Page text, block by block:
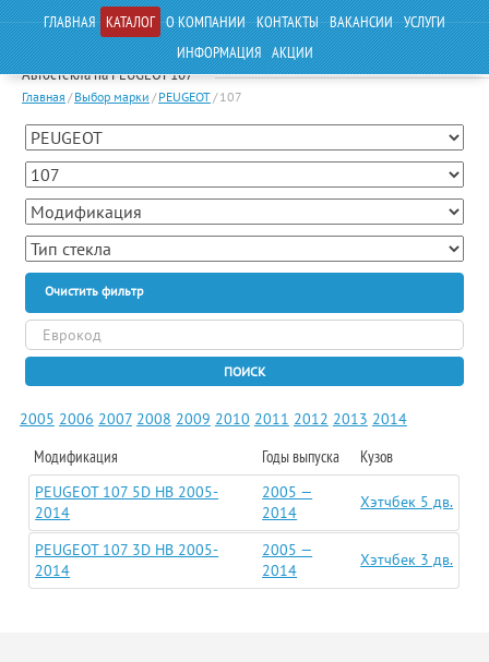
ГЛАВНАЯ КАТАЛОГ О КОМПАНИИ КОНТАКТЫ ВАКАНСИИ УСЛУГИ
ИНФОРМАЦИЯ АКЦИИ
Автостекла на PEUGEOT 107
Главная / Выбор марки / PEUGEOT/ 107
Очистить фильтр
ПОИСК
2005 2006 2007 2008 2009 2010 2011 2012 2013 2014
Модификация Годы выпуска Кузов
PEUGEOT 107 5D HB 2005-
2014
2005 —
2014
Хэтчбек 5 дв.
PEUGEOT 107 3D HB 2005-
2014
2005 —
2014
Хэтчбек 3 дв.